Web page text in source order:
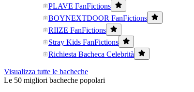
PLAVE FanFictions
BOYNEXTDOOR FanFictions
RIIZE FanFictions
Stray Kids FanFictions
Richiesta Bacheca Celebrità
Visualizza tutte le bacheche
Le 50 migliori bacheche popolari